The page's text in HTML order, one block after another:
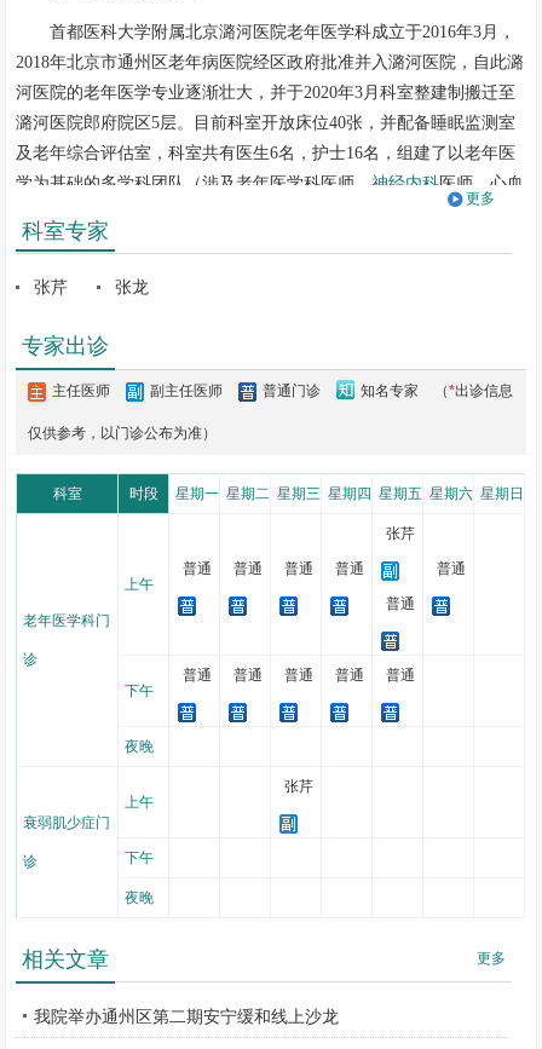
首都医科大学附属北京潞河医院老年医学科成立于2016年3月，
2018年北京市通州区老年病医院经区政府批准并入潞河医院，自此潞
河医院的老年医学专业逐渐壮大，并于2020年3月科室整建制搬迁至
潞河医院郎府院区5层。目前科室开放床位40张，并配备睡眠监测室
及老年综合评估室，科室共有医生6名，护士16名，组建了以老年医
学为基础的多学科团队（涉及老年医学科医师、神经内科医师、心血
师、临床药师、老年专科护士、康复专科护士、医务社工等）。科室
配有中心监护设备、高流量吸氧设备，多导脑电睡眠行为监测设备、
年患者提供优良的医疗和护理服务。
老年医学科秉承“五全服务”理念，即全人、全程、全家、全队和
全社区合作模式，主要为60岁以上的老年患者提供健康管理、慢病管
理、急性病诊疗、病后康复、长期照护到安宁疗护的综合性诊疗服
方位、个体化的预防、干预和诊疗措施，维持老年人的功能状态，全
老年医学科团队在睡眠疾病诊疗方面积累了丰富的经验，科室配
备睡眠监测室、多导脑电睡眠行为监测设备联合睡眠相关量表，为老
年睡眠障碍患者的诊疗和干预提供了强有力的保障。
科室作为通州区老年健康和医养结合指导中心，负责辖区内社区
卫生服务机构和养老机构的相关培训及指导等工作，并与多家机构签
构内老人开展日常巡诊、老年综合评估及用药指导等，逐步建立起副
中心机构养老老人的健康数据库，实现对该群体老人的远程管理和及
时转诊。
主要诊疗病种：衰弱、肌少症、营养不良、睡眠障碍、痴呆、
、谵妄、便秘等常见老年问题及老年综合征的筛查、评估与干
等慢性疾病的诊治。
老年医学科门诊：
更多
科室专家
张芹 张龙
专家出诊
主任医师 副主任医师 普通门诊 知名专家 （*出诊信息
仅供参考，以门诊公布为准）
科室 时段 星期一 星期二 星期三 星期四 星期五 星期六 星期日
老年医学科门
诊
上午
普通 普通 普通 普通
张芹
普通
普通
下午
普通 普通 普通 普通 普通
夜晚
衰弱肌少症门
诊
上午
张芹
下午
夜晚
更多
相关文章
我院举办通州区第二期安宁缓和线上沙龙